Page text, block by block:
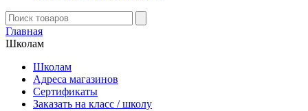
Главная
Школам
Школам
Адреса магазинов
Сертификаты
Заказать на класс / школу